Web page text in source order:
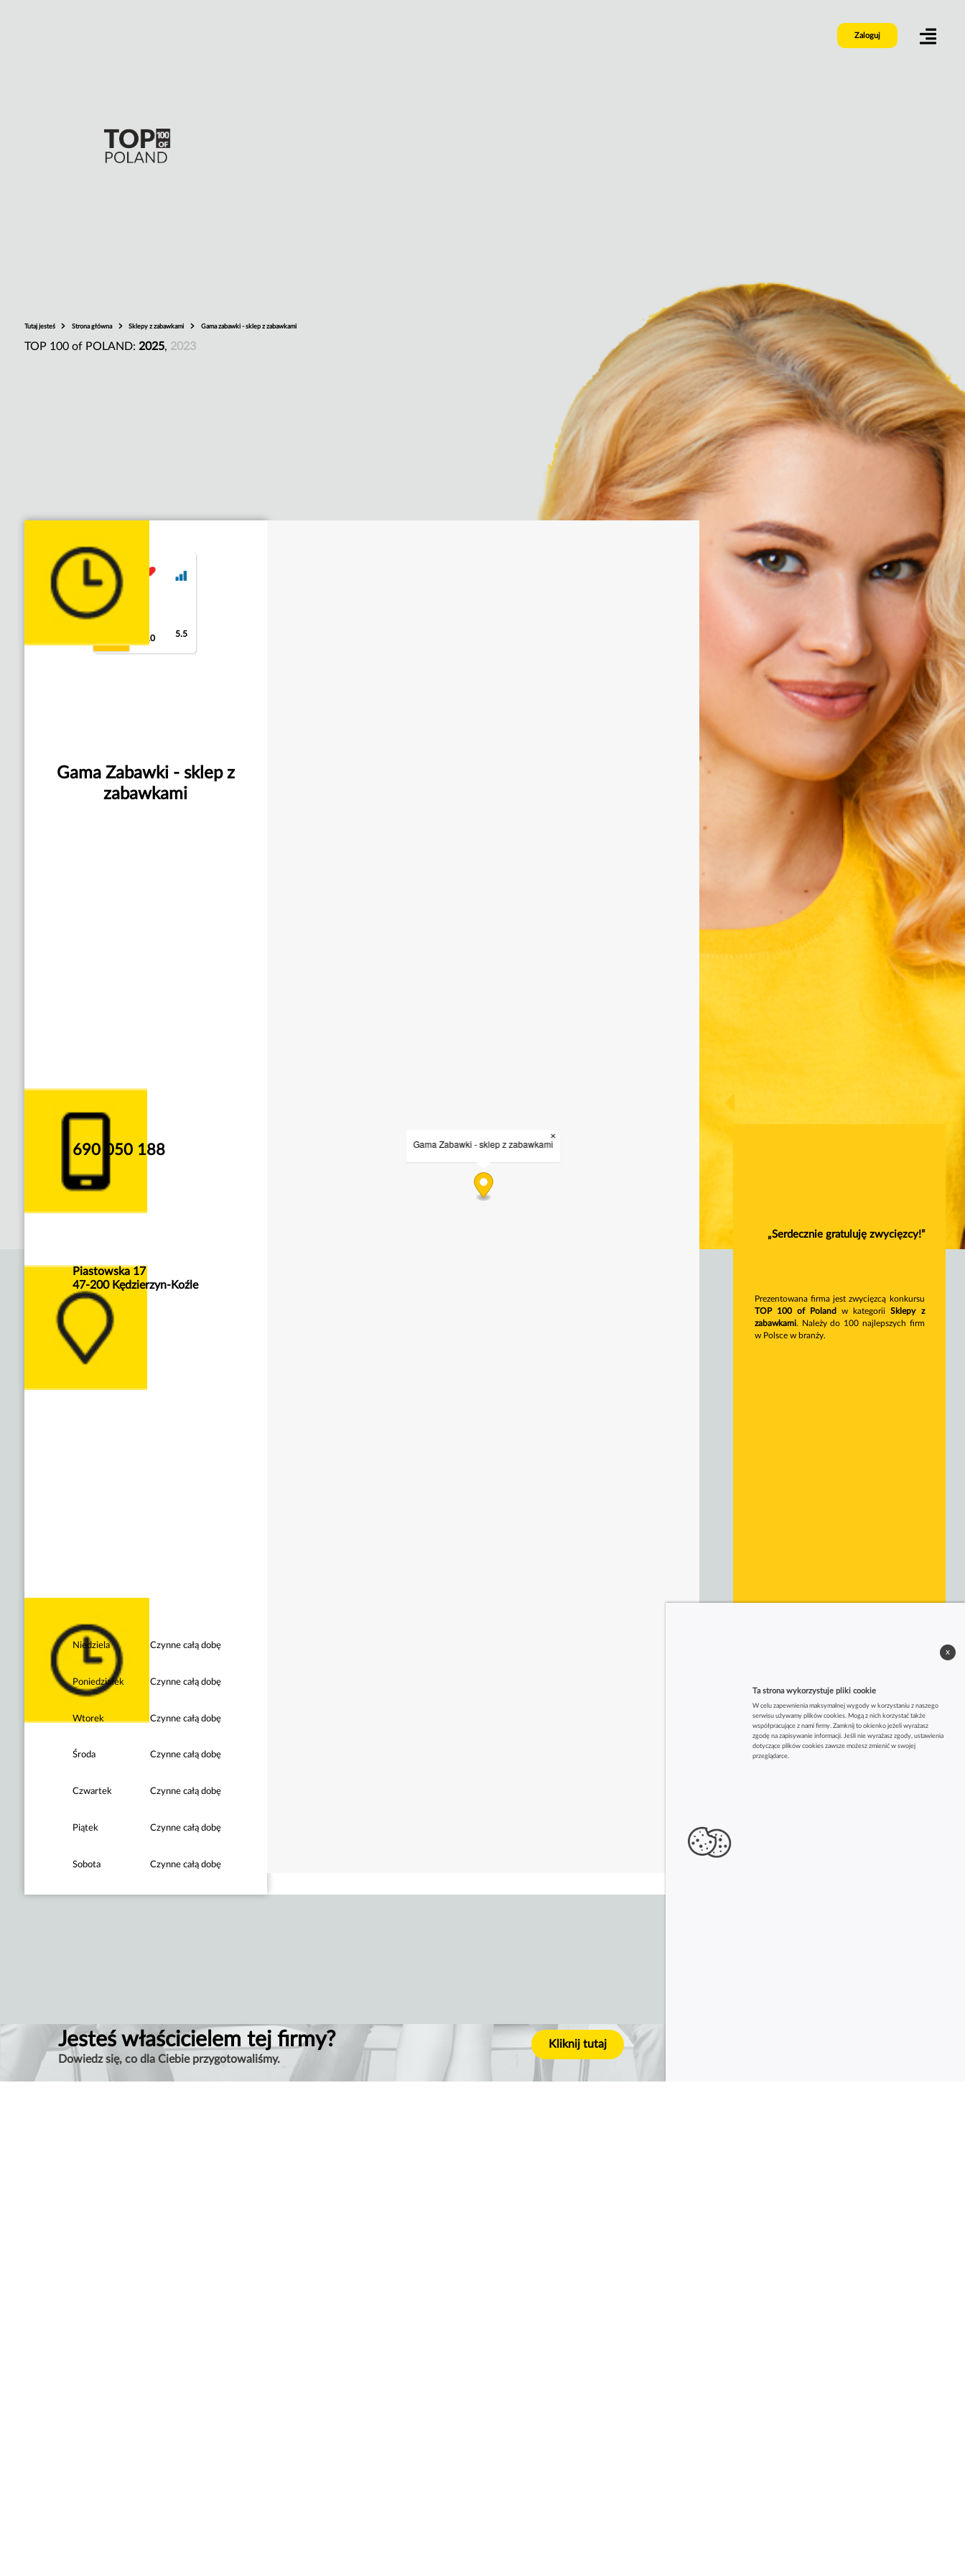
Zaloguj
Tutaj jesteś Strona główna Sklepy z zabawkami Gama zabawki - sklep z zabawkami
TOP 100 of POLAND: 2025, 2023
10 5.5
Gama Zabawki - sklep z
zabawkami
690 050 188
Piastowska 17
47-200 Kędzierzyn-Koźle
Niedziela Czynne całą dobę
Poniedziałek Czynne całą dobę
Wtorek Czynne całą dobę
Środa Czynne całą dobę
Czwartek Czynne całą dobę
Piątek Czynne całą dobę
Sobota Czynne całą dobę
Gama Zabawki - sklep z zabawkami
×
Jesteś właścicielem tej firmy?
Dowiedz się, co dla Ciebie przygotowaliśmy.
Kliknij tutaj
„Serdecznie gratuluję zwycięzcy!”
Prezentowana firma jest zwycięzcą konkursu
TOP 100 of Poland
w kategoriiSklepy z
zabawkami. Należy do 100 najlepszych firm
w Polsce w branży.
Ta strona wykorzystuje pliki cookie
W celu zapewnienia maksymalnej wygody w korzystaniu z naszego
serwisu używamy plików cookies. Mogą z nich korzystać także
współpracujące z nami firmy. Zamknij to okienko jeżeli wyrażasz
zgodę na zapisywanie informacji. Jeśli nie wyrażasz zgody, ustawienia
dotyczące plików cookies zawsze możesz zmienić w swojej
przeglądarce.
x